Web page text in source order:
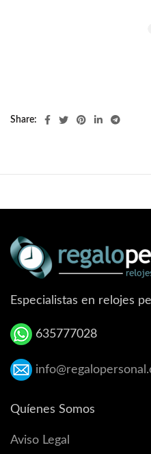
Share
Especialistas en relojes
635777028
Quíenes Somos
Aviso Legal